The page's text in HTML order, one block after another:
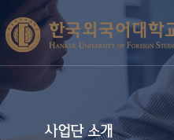
사업단 소개